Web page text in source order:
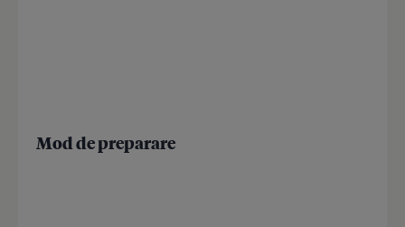
Mod de preparare